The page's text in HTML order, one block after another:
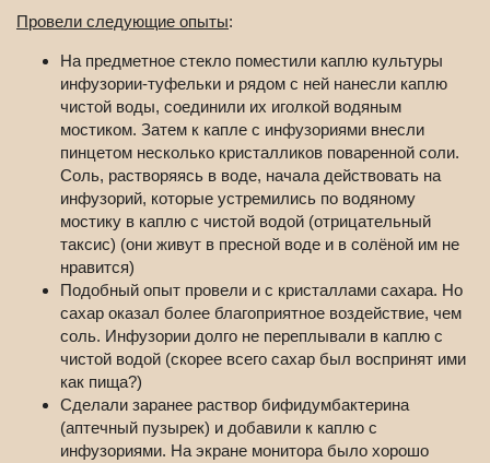
Провели следующие опыты:
На предметное стекло поместили каплю культуры
инфузории-туфельки и рядом с ней нанесли каплю
чистой воды, соединили их иголкой водяным
мостиком. Затем к капле с инфузориями внесли
пинцетом несколько кристалликов поваренной соли.
Соль, растворяясь в воде, начала действовать на
инфузорий, которые устремились по водяному
мостику в каплю с чистой водой (отрицательный
таксис) (они живут в пресной воде и в солёной им не
нравится)
Подобный опыт провели и с кристаллами сахара. Но
сахар оказал более благоприятное воздействие, чем
соль. Инфузории долго не переплывали в каплю с
чистой водой (скорее всего сахар был воспринят ими
как пища?)
Сделали заранее раствор бифидумбактерина
(аптечный пузырек) и добавили к каплю с
инфузориями. На экране монитора было хорошо